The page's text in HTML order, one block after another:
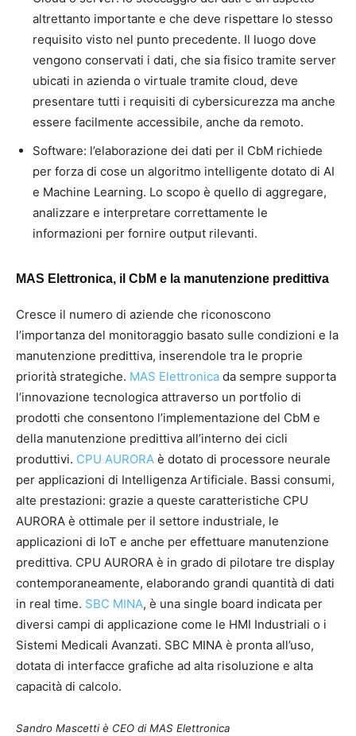
altrettanto importante e che deve rispettare lo stesso
requisito visto nel punto precedente. Il luogo dove
vengono conservati i dati, che sia fisico tramite server
ubicati in azienda o virtuale tramite cloud, deve
presentare tutti i requisiti di cybersicurezza ma anche
essere facilmente accessibile, anche da remoto.
Software: l’elaborazione dei dati per il CbM richiede
per forza di cose un algoritmo intelligente dotato di AI
e Machine Learning. Lo scopo è quello di aggregare,
analizzare e interpretare correttamente le
informazioni per fornire output rilevanti.
MAS Elettronica, il CbM e la manutenzione predittiva
Cresce il numero di aziende che riconoscono
l’importanza del monitoraggio basato sulle condizioni e la
manutenzione predittiva, inserendole tra le proprie
priorità strategiche. MAS Elettronica da sempre supporta
l’innovazione tecnologica attraverso un portfolio di
prodotti che consentono l’implementazione del CbM e
della manutenzione predittiva all’interno dei cicli
produttivi. CPU AURORA è dotato di processore neurale
per applicazioni di Intelligenza Artificiale. Bassi consumi,
alte prestazioni: grazie a queste caratteristiche CPU
AURORA è ottimale per il settore industriale, le
applicazioni di IoT e anche per effettuare manutenzione
predittiva. CPU AURORA è in grado di pilotare tre display
contemporaneamente, elaborando grandi quantità di dati
in real time. SBC MINA, è una single board indicata per
diversi campi di applicazione come le HMI Industriali o i
Sistemi Medicali Avanzati. SBC MINA è pronta all’uso,
dotata di interfacce grafiche ad alta risoluzione e alta
capacità di calcolo.
Sandro Mascetti è CEO di MAS Elettronica